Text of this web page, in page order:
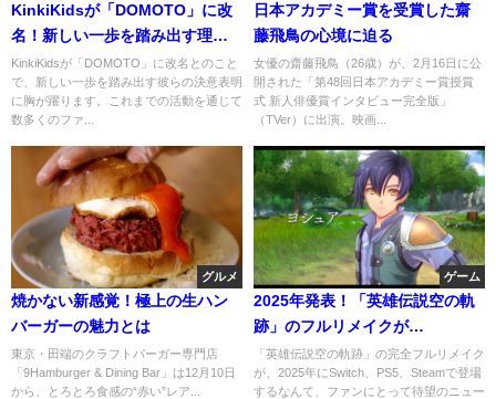
KinkiKidsが「DOMOTO」に改
名！新しい一歩を踏み出す理由
とは？
KinkiKidsが「DOMOTO」に改名とのこと
で、新しい一歩を踏み出す彼らの決意表明
に胸が躍ります。これまでの活動を通じて
数多くのファ...
日本アカデミー賞を受賞した齋
藤飛鳥の心境に迫る
女優の齋藤飛鳥（26歳）が、2月16日に公
開された「第48回日本アカデミー賞授賞
式 新人俳優賞インタビュー完全版」
（TVer）に出演。映画...
グルメ
焼かない新感覚！極上の生ハン
バーガーの魅力とは
東京・田端のクラフトバーガー専門店
「9Hamburger & Dining Bar」は12月10日
から、とろとろ食感の“赤い”レア...
ゲーム
2025年発表！「英雄伝説空の軌
跡」のフルリメイクが
Switch/PS5/Steamで登場
「英雄伝説空の軌跡」の完全フルリメイク
が、2025年にSwitch、PS5、Steamで登場
するなんて、ファンにとって待望のニュー